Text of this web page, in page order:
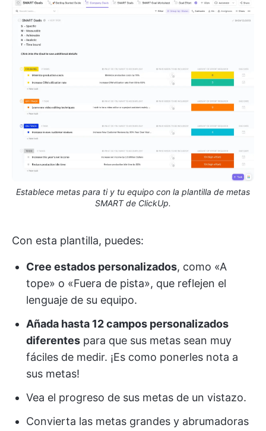
Establece metas para ti y tu equipo con la plantilla de metas
SMART de ClickUp.
Con esta plantilla, puedes:
Cree estados personalizados, como «A
tope» o «Fuera de pista», que reflejen el
lenguaje de su equipo.
Añada hasta 12 campos personalizados
diferentes para que sus metas sean muy
fáciles de medir. ¡Es como ponerles nota a
sus metas!
Vea el progreso de sus metas de un vistazo.
Convierta las metas grandes y abrumadoras